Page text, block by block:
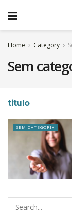
Home Category
Sem
SEM CATEGORIA
titulo
SEM CATEGORIA
Pesquisar